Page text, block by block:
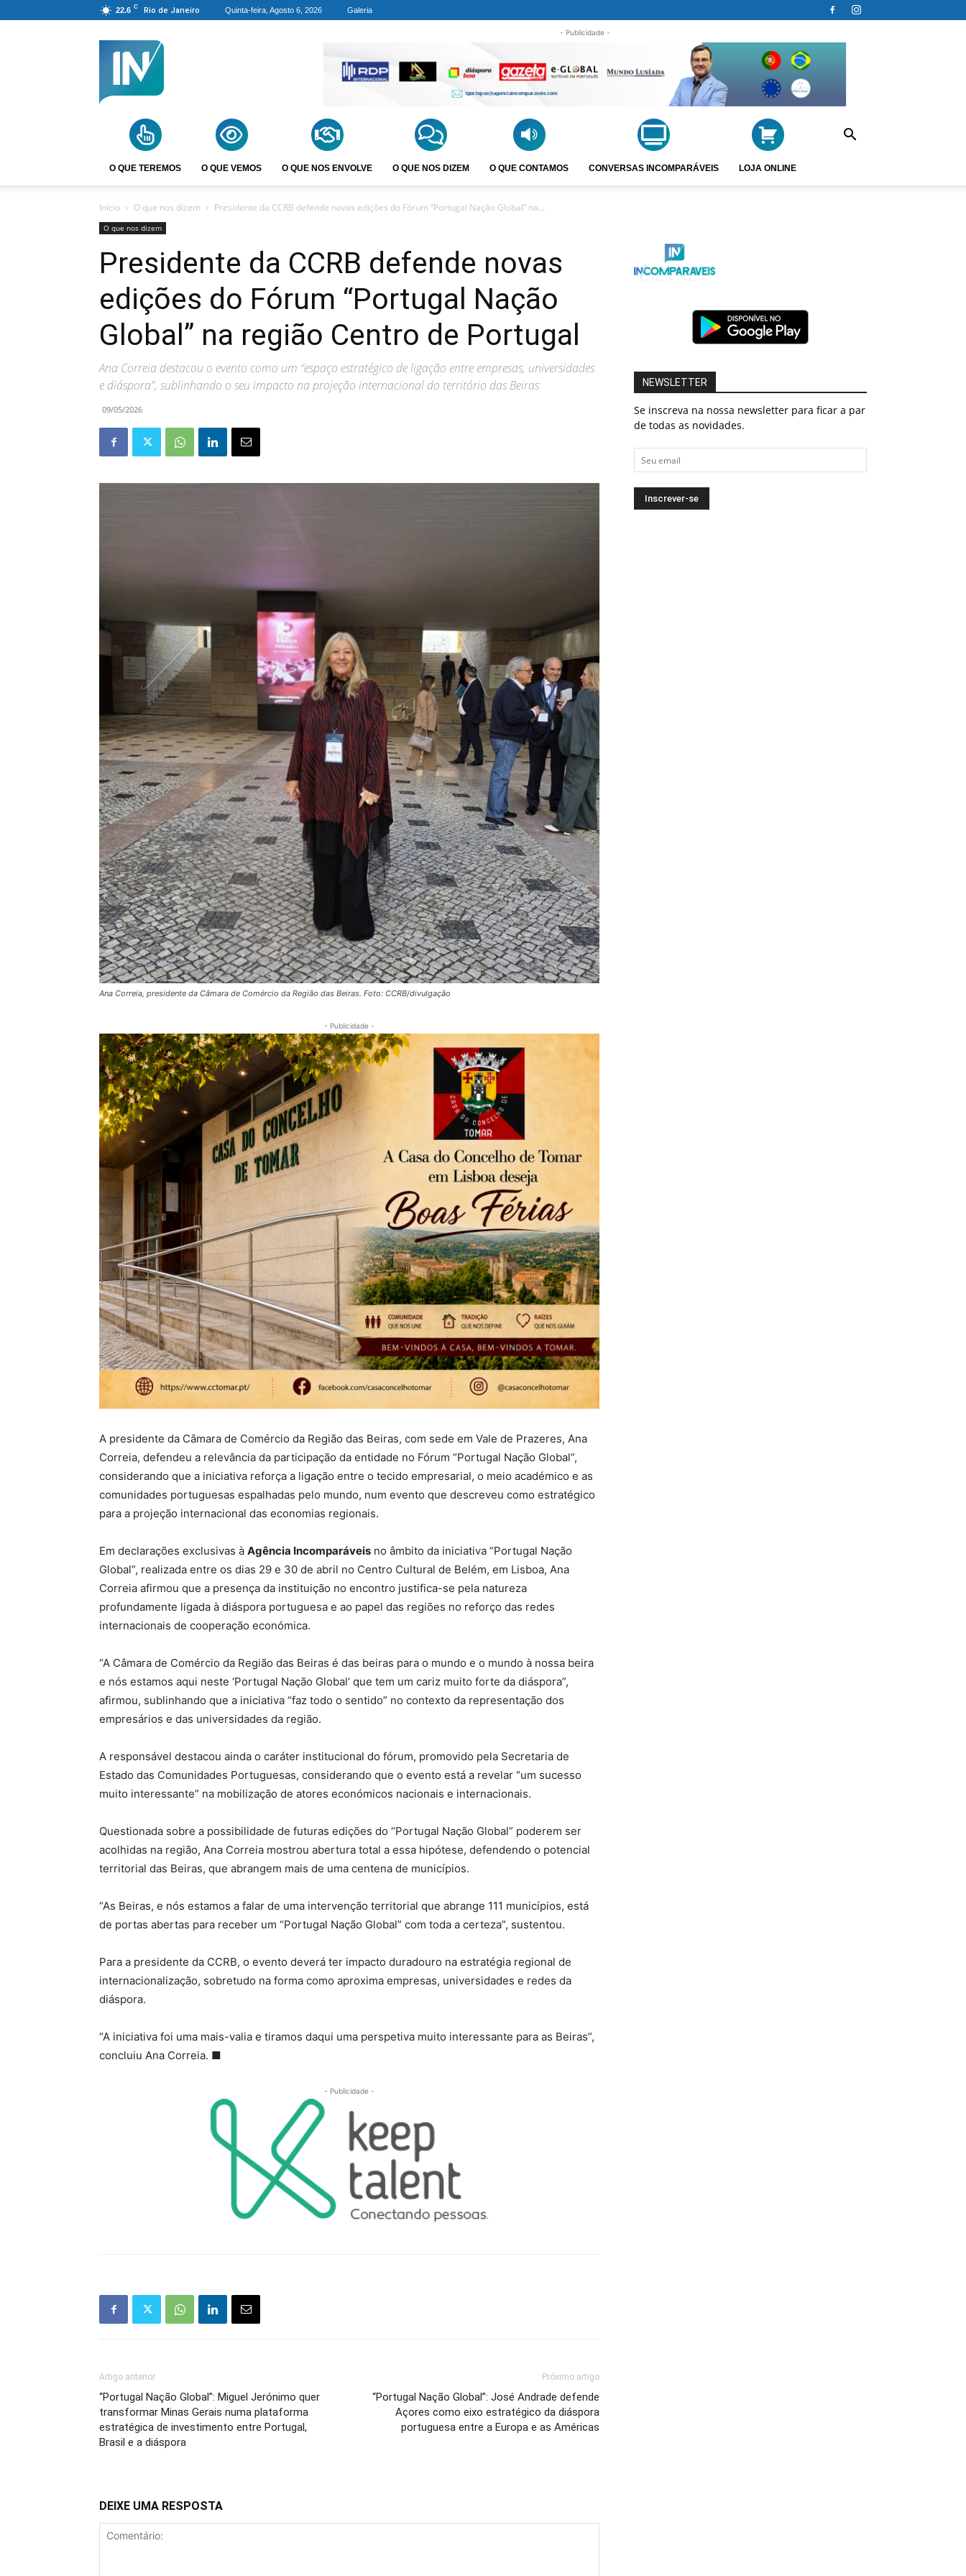
22.6 C Rio de Janeiro Quinta-feira, Agosto 6, 2026 Galeria
- Publicidade -
O QUE TEREMOS O QUE VEMOS O QUE NOS ENVOLVE O QUE NOS DIZEM O QUE CONTAMOS CONVERSAS INCOMPARÁVEIS LOJA ONLINE
Início O que nos dizem Presidente da CCRB defende novas edições do Fórum “Portugal Nação Global” na...
O que nos dizem
Presidente da CCRB defende novas
edições do Fórum “Portugal Nação
Global” na região Centro de Portugal
Ana Correia destacou o evento como um “espaço estratégico de ligação entre empresas, universidades
e diáspora”, sublinhando o seu impacto na projeção internacional do território das Beiras
09/05/2026
Ana Correia, presidente da Câmara de Comércio da Região das Beiras. Foto: CCRB/divulgação
- Publicidade -
A presidente da Câmara de Comércio da Região das Beiras, com sede em Vale de Prazeres, Ana
Correia, defendeu a relevância da participação da entidade no Fórum “Portugal Nação Global”,
considerando que a iniciativa reforça a ligação entre o tecido empresarial, o meio académico e as
comunidades portuguesas espalhadas pelo mundo, num evento que descreveu como estratégico
para a projeção internacional das economias regionais.
Em declarações exclusivas à Agência Incomparáveis no âmbito da iniciativa “Portugal Nação
Global”, realizada entre os dias 29 e 30 de abril no Centro Cultural de Belém, em Lisboa, Ana
Correia afirmou que a presença da instituição no encontro justifica-se pela natureza
profundamente ligada à diáspora portuguesa e ao papel das regiões no reforço das redes
internacionais de cooperação económica.
“A Câmara de Comércio da Região das Beiras é das beiras para o mundo e o mundo à nossa beira
e nós estamos aqui neste ‘Portugal Nação Global’ que tem um cariz muito forte da diáspora”,
afirmou, sublinhando que a iniciativa “faz todo o sentido” no contexto da representação dos
empresários e das universidades da região.
A responsável destacou ainda o caráter institucional do fórum, promovido pela Secretaria de
Estado das Comunidades Portuguesas, considerando que o evento está a revelar “um sucesso
muito interessante” na mobilização de atores económicos nacionais e internacionais.
Questionada sobre a possibilidade de futuras edições do “Portugal Nação Global” poderem ser
acolhidas na região, Ana Correia mostrou abertura total a essa hipótese, defendendo o potencial
territorial das Beiras, que abrangem mais de uma centena de municípios.
“As Beiras, e nós estamos a falar de uma intervenção territorial que abrange 111 municípios, está
de portas abertas para receber um “Portugal Nação Global” com toda a certeza”, sustentou.
Para a presidente da CCRB, o evento deverá ter impacto duradouro na estratégia regional de
internacionalização, sobretudo na forma como aproxima empresas, universidades e redes da
diáspora.
“A iniciativa foi uma mais-valia e tiramos daqui uma perspetiva muito interessante para as Beiras”,
concluiu Ana Correia. ■
- Publicidade -
Artigo anterior
“Portugal Nação Global”: Miguel Jerónimo quer
transformar Minas Gerais numa plataforma
estratégica de investimento entre Portugal,
Brasil e a diáspora
Próximo artigo
“Portugal Nação Global”: José Andrade defende
Açores como eixo estratégico da diáspora
portuguesa entre a Europa e as Américas
DEIXE UMA RESPOSTA
NEWSLETTER
Se inscreva na nossa newsletter para ficar a par
de todas as novidades.